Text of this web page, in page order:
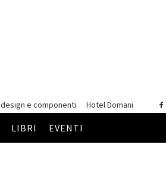
design e componenti Hotel Domani
LIBRI EVENTI